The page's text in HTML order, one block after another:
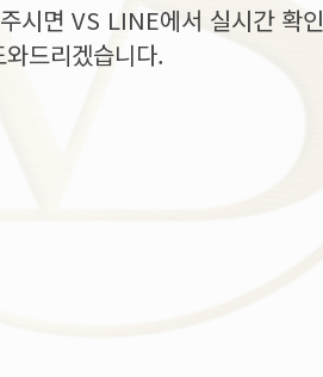
시면 VS LINE에서 실시간 확인
드리겠습니다.